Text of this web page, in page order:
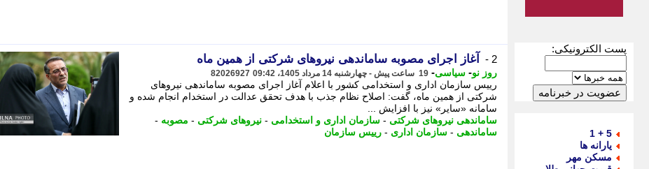
پست الکترونیکی:
5 + 1
یارانه ها
مسکن مهر
2 - آغاز اجرای مصوبه ساماندهی نیروهای شرکتی از همین ماه
روز نو- سیاسی- 19 ساعت پیش - چهارشنبه 14 مرداد 1405، 09:42 82026927
رییس سازمان اداری و استخدامی کشور با اعلام آغاز اجرای مصوبه ساماندهی نیروهای
شرکتی از همین ماه، گفت: اصلاح نظام جذب با هدف تحقق عدالت در استخدام انجام شده و
سامانه «سایر» نیز با افزایش ...
ساماندهی نیروهای شرکتی - سازمان اداری و استخدامی - نیروهای شرکتی - مصوبه -
ساماندهی - سازمان اداری - رییس سازمان